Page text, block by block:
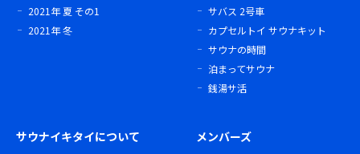
2021年 夏 その1
2021年 冬
サバス 2号車
カプセルトイ サウナキット
サウナの時間
泊まってサウナ
銭湯サ活
サウナイキタイについて メンバーズ